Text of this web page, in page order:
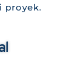
proyek.